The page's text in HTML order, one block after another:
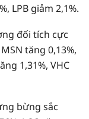
LPB giảm 2,1%.
đối tích cực
tăng 0,13%,
1,31%, VHC
bừng sắc